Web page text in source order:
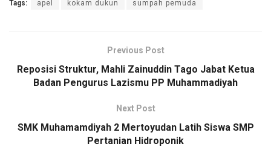
Tags: apel kokam dukun sumpah pemuda
Previous Post
Reposisi Struktur, Mahli Zainuddin Tago Jabat Ketua
Badan Pengurus Lazismu PP Muhammadiyah
Next Post
SMK Muhamamdiyah 2 Mertoyudan Latih Siswa SMP
Pertanian Hidroponik